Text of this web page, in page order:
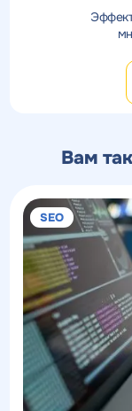
Вам
SEO